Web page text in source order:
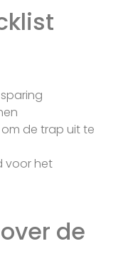
de trap uit te
voor het
de